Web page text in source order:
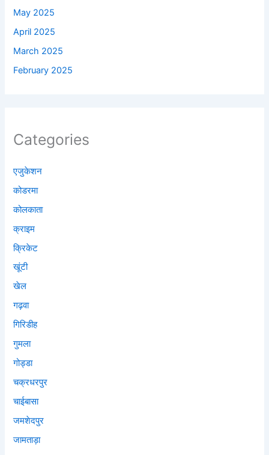
May 2025
April 2025
March 2025
February 2025
Categories
एजुकेशन
कोडरमा
कोलकाता
क्राइम
क्रिकेट
खूंटी
खेल
गढ़वा
गिरिडीह
गुमला
गोड्डा
चक्रधरपुर
चाईबासा
जमशेदपुर
जामताड़ा